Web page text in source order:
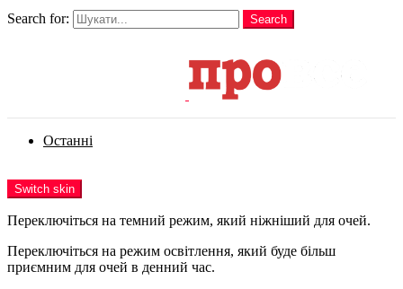
Search for:
Search
Останні
Switch skin
Переключіться на темний режим, який ніжніший для очей.
Переключіться на режим освітлення, який буде більш
приємним для очей в денний час.